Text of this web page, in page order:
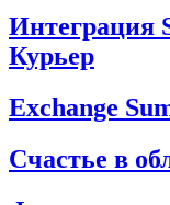
Интеграция
Курьер
Exchange
Счастье в